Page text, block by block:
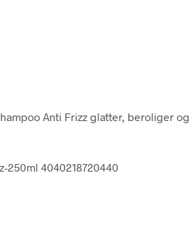
Anti Frizz glatter,
4040218720440